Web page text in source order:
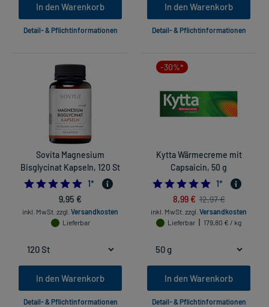
In den Warenkorb
Detail- & Pflichtinformationen
In den Warenkorb
Detail- & Pflichtinformationen
Sovita Magnesium
Bisglycinat Kapseln, 120 St
5.0
1*
9,95 €
inkl. MwSt. zzgl. Versandkosten
Lieferbar
In den Warenkorb
Detail- & Pflichtinformationen
-30%*
Kytta Wärmecreme mit
Capsaicin, 50 g
5.0
1*
8,99 € 12,97 €
inkl. MwSt. zzgl. Versandkosten
Lieferbar
179,80 € / kg
In den Warenkorb
Detail- & Pflichtinformationen